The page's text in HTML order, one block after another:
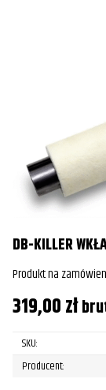
DB-KILLER
Produkt na
319,00zł
SKU:
Producent: